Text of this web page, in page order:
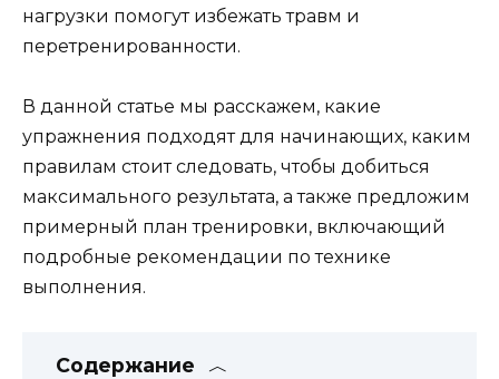
нагрузки помогут избежать травм и
перетренированности.
В данной статье мы расскажем, какие
упражнения подходят для начинающих, каким
правилам стоит следовать, чтобы добиться
максимального результата, а также предложим
примерный план тренировки, включающий
подробные рекомендации по технике
выполнения.
Содержание